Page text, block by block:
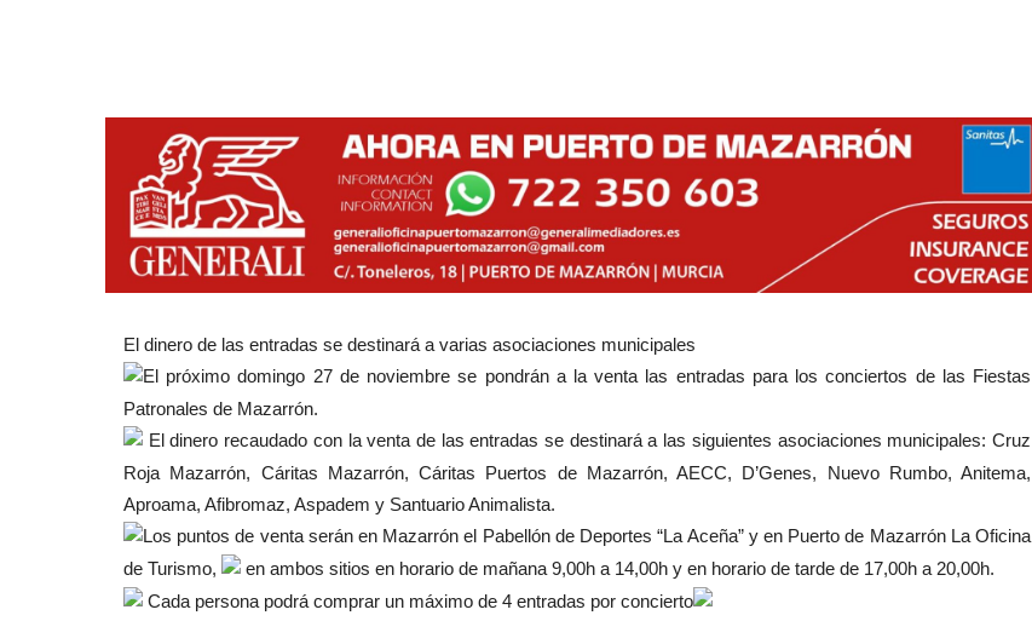
El dinero de las entradas se destinará a varias asociaciones municipales
El próximo domingo 27 de noviembre se pondrán a la venta las entradas para los conciertos de las Fiestas
Patronales de Mazarrón.
El dinero recaudado con la venta de las entradas se destinará a las siguientes asociaciones municipales: Cruz
Roja Mazarrón, Cáritas Mazarrón, Cáritas Puertos de Mazarrón, AECC, D’Genes, Nuevo Rumbo, Anitema,
Aproama, Afibromaz, Aspadem y Santuario Animalista.
Los puntos de venta serán en Mazarrón el Pabellón de Deportes “La Aceña” y en Puerto de Mazarrón La Oficina
de Turismo,
en ambos sitios en horario de mañana 9,00h a 14,00h y en horario de tarde de 17,00h a 20,00h.
Cada persona podrá comprar un máximo de 4 entradas por concierto